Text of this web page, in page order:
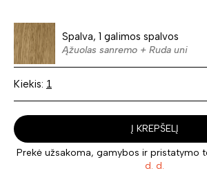
Spalva, 1 galimos spalvos
Ąžuolas sanremo + Ruda uni
Kiekis:
Į KREPŠELĮ
Prekė užsakoma, gamybos ir pristatymo
d. d.